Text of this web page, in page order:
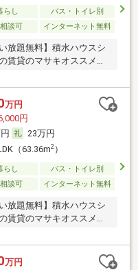
らし
バス・トイレ別
談可 インターネット無料
放題無料】積水ハウスシ
賃貸のマサキオススメ物
万円
円
23万円
（63.36m2）
らし
バス・トイレ別
談可 インターネット無料
放題無料】積水ハウスシ
賃貸のマサキオススメ物
万円